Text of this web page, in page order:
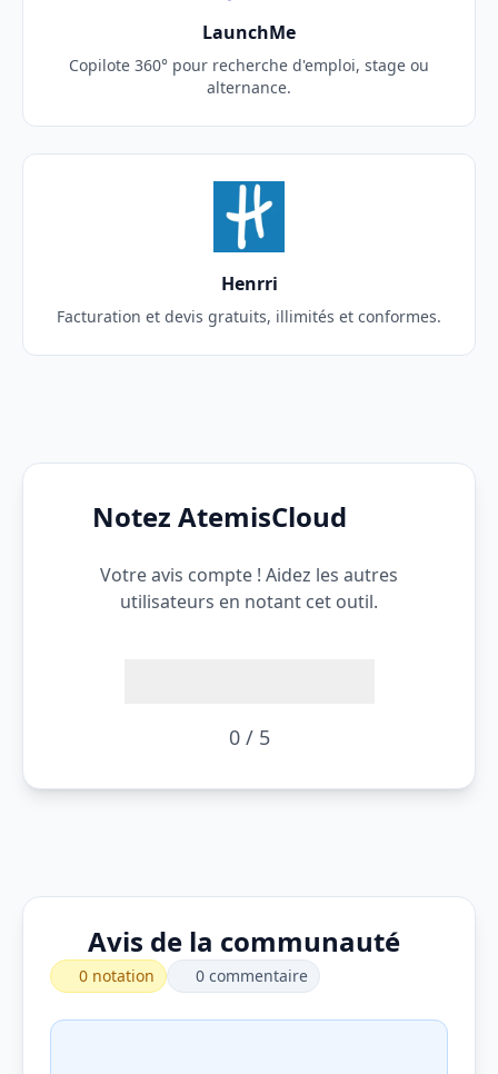
LaunchMe
Copilote 360° pour recherche d'emploi, stage ou
alternance.
Henrri
Facturation et devis gratuits, illimités et conformes.
Notez AtemisCloud
Votre avis compte ! Aidez les autres
utilisateurs en notant cet outil.
0 / 5
Avis de la communauté
0 notation 0 commentaire